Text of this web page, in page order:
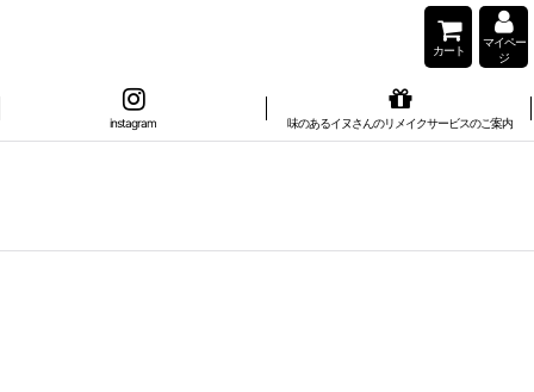
カート
マイペー
ジ
instagram 味のあるイヌさんのリメイクサービスのご案内